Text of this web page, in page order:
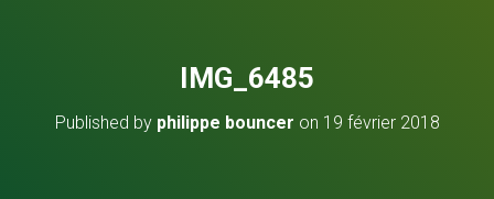
IMG_6485
Published by philippe bouncer on 19 février 2018